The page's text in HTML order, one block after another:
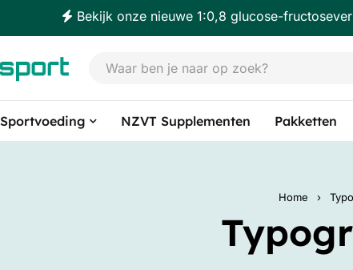
Bekijk onze nieuwe 1:0,8 glucose-
Sportvoeding NZVT Supplementen Pakketten
Home ›